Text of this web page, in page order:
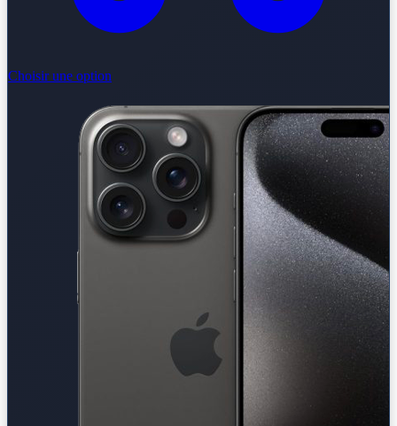
Choisir une option